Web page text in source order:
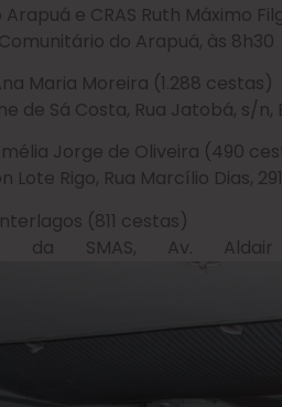
Arapuá e CRAS Ruth Máximo
do Arapuá, às 8h30
Maria Moreira (1.288 cestas)
de Sá Costa, Rua Jatobá, s/
Jorge de Oliveira (490
Lote Rigo, Rua Marcílio Dias,
(811 cestas)
da SMAS, Av.